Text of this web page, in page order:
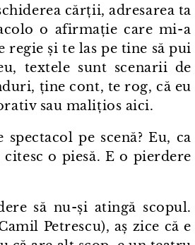
cărții, adresarea ta
o afirmație care mi⁠-⁠a
și te las pe tine să pui
textele sunt scenarii de
ține cont, te rog, că eu
sau malițios aici.
pe scenă? Eu, ca
o piesă. E o pierdere
să nu-și atingă scopul.
Petrescu), aș zice că e